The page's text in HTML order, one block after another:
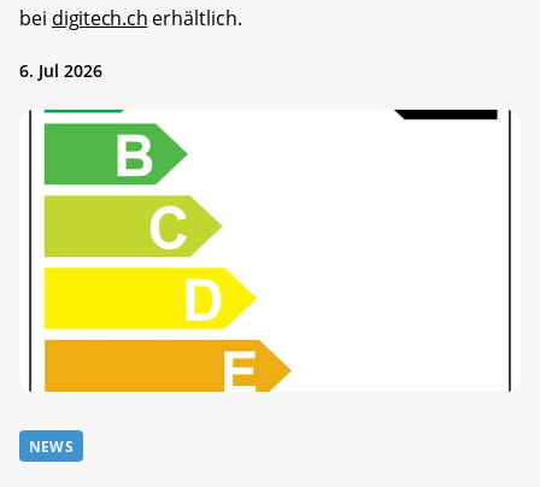
bei digitech.ch erhältlich.
6. Jul 2026
NEWS